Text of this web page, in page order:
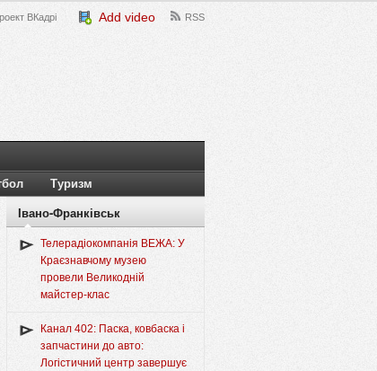
ВКадрі Add video RSS
Туризм
Івано-Франківськ
Телерадіокомпанія ВЕЖА: У
Краєзнавчому музею
провели Великодній
майстер-клас
Канал 402: Паска, ковбаска і
запчастини до авто:
Логістичний центр завершує